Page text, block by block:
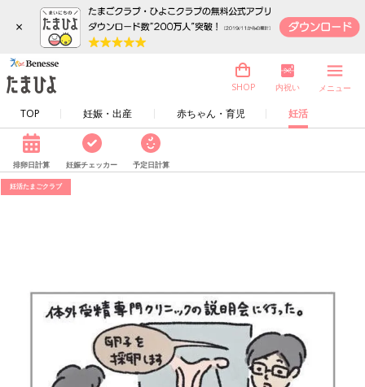
×
TOP 妊娠・出産 赤ちゃん・育児 妊活
SHOP 内祝い メニュー
排卵日計算 妊娠チェッカー 予定日計算
妊活たまごクラブ